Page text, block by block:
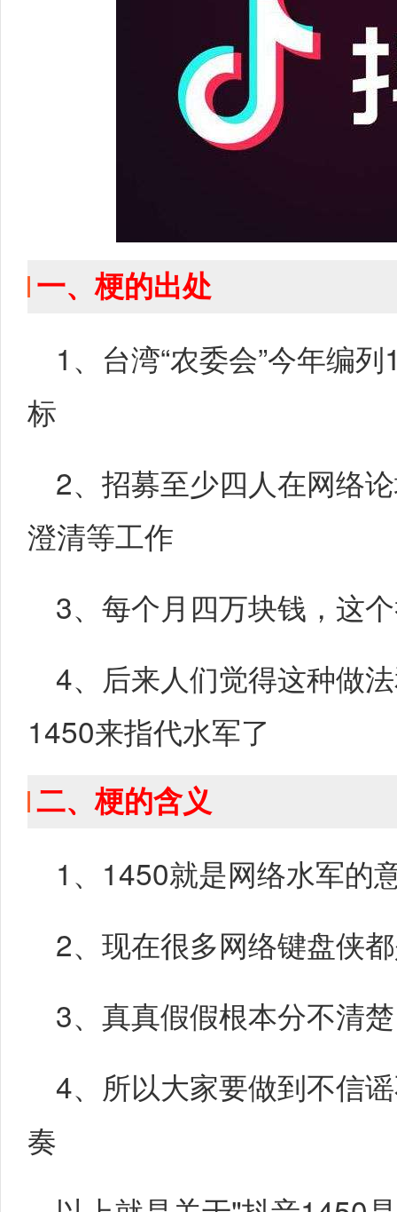
一、梗的出处
1、台湾“农委会”今年编
标
2、招募至少四人在网络
澄清等工作
3、每个月四万块钱，这
4、后来人们觉得这种做
1450来指代水军了
二、梗的含义
1、1450就是网络水军的
2、现在很多网络键盘侠
3、真真假假根本分不清楚
4、所以大家要做到不信
奏